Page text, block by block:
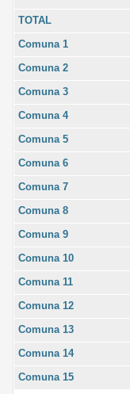
TOTAL
Comuna 1
Comuna 2
Comuna 3
Comuna 4
Comuna 5
Comuna 6
Comuna 7
Comuna 8
Comuna 9
Comuna 10
Comuna 11
Comuna 12
Comuna 13
Comuna 14
Comuna 15